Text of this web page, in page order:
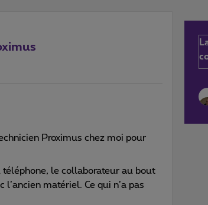
Proximus chez moi pour
le collaborateur au bout
matériel. Ce qui n’a pas